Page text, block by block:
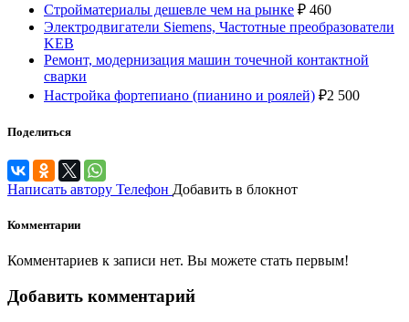
Стройматериалы дешевле чем на рынке ₽ 460
Электродвигатели Siemens, Частотные преобразователи
KEB
Ремонт, модернизация машин точечной контактной
сварки
Настройка фортепиано (пианино и роялей) ₽2 500
Поделиться
Написать автору Телефон Добавить в блокнот
Комментарии
Комментариев к записи нет. Вы можете стать первым!
Добавить комментарий